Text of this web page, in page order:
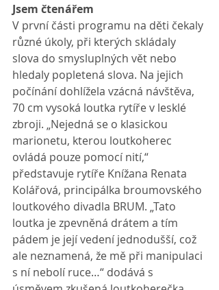
Jsem čtenářem
V první části programu na děti čekaly
různé úkoly, při kterých skládaly
slova do smysluplných vět nebo
hledaly popletená slova. Na jejich
počínání dohlížela vzácná návštěva,
70 cm vysoká loutka rytíře v lesklé
zbroji. „Nejedná se o klasickou
marionetu, kterou loutkoherec
ovládá pouze pomocí nití,“
představuje rytíře Knížana Renata
Kolářová, principálka broumovského
loutkového divadla BRUM. „Tato
loutka je zpevněná drátem a tím
pádem je její vedení jednodušší, což
ale neznamená, že mě při manipulaci
s ní nebolí ruce…“ dodává s